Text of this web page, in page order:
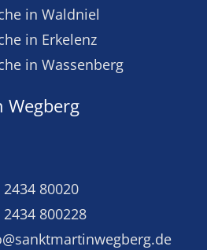
in Waldniel
in Erkelenz
in Wassenberg
Wegberg
2434 80020
2434 800228